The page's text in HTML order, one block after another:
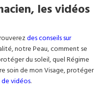
les vidéos
des conseils sur
notre Peau, comment se
du soleil, quel Régime
soin de mon Visage, protéger
vidéos.